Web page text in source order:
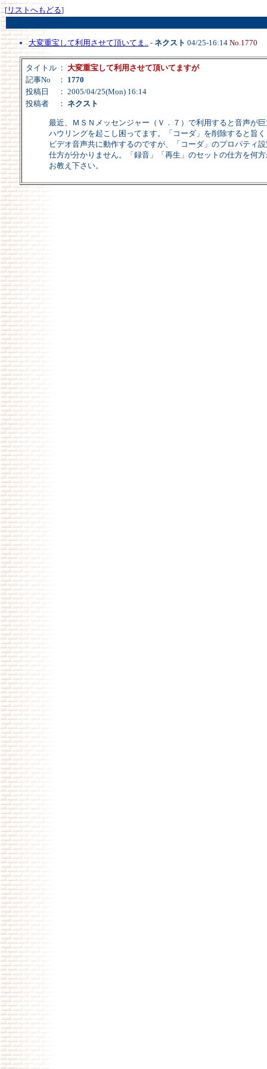
[リストへもどる]
大変重宝して利用させて頂いてま.. - ネクスト 04/25-16:14 No.1770
タイトル ： 大変重宝して利用させて頂いてますが
記事No
： 1770
投稿日
： 2005/04/25(Mon) 16:14
投稿者
： ネクスト
最近、ＭＳＮメッセンジャー（Ｖ．７）で利用すると音声が
ハウリングを起こし困ってます。「コーダ」を削除すると旨く
ビデオ音声共に動作するのですが、「コーダ」のプロパティ
仕方が分かりません。「録音」「再生」のセットの仕方を何方
お教え下さい。